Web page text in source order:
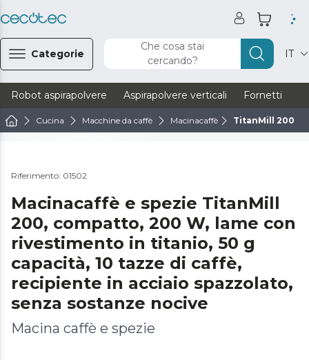
Categorie
Che cosa stai
cercando?
IT
Robot aspirapolvere Aspirapolvere verticali Fornetti
Cucina Macchine da caffè Macinacaffè TitanMill 200
Riferimento: 01502
Macinacaffè e spezie TitanMill
200, compatto, 200 W, lame con
rivestimento in titanio, 50 g
capacità, 10 tazze di caffè,
recipiente in acciaio spazzolato,
senza sostanze nocive
Macina caffè e spezie